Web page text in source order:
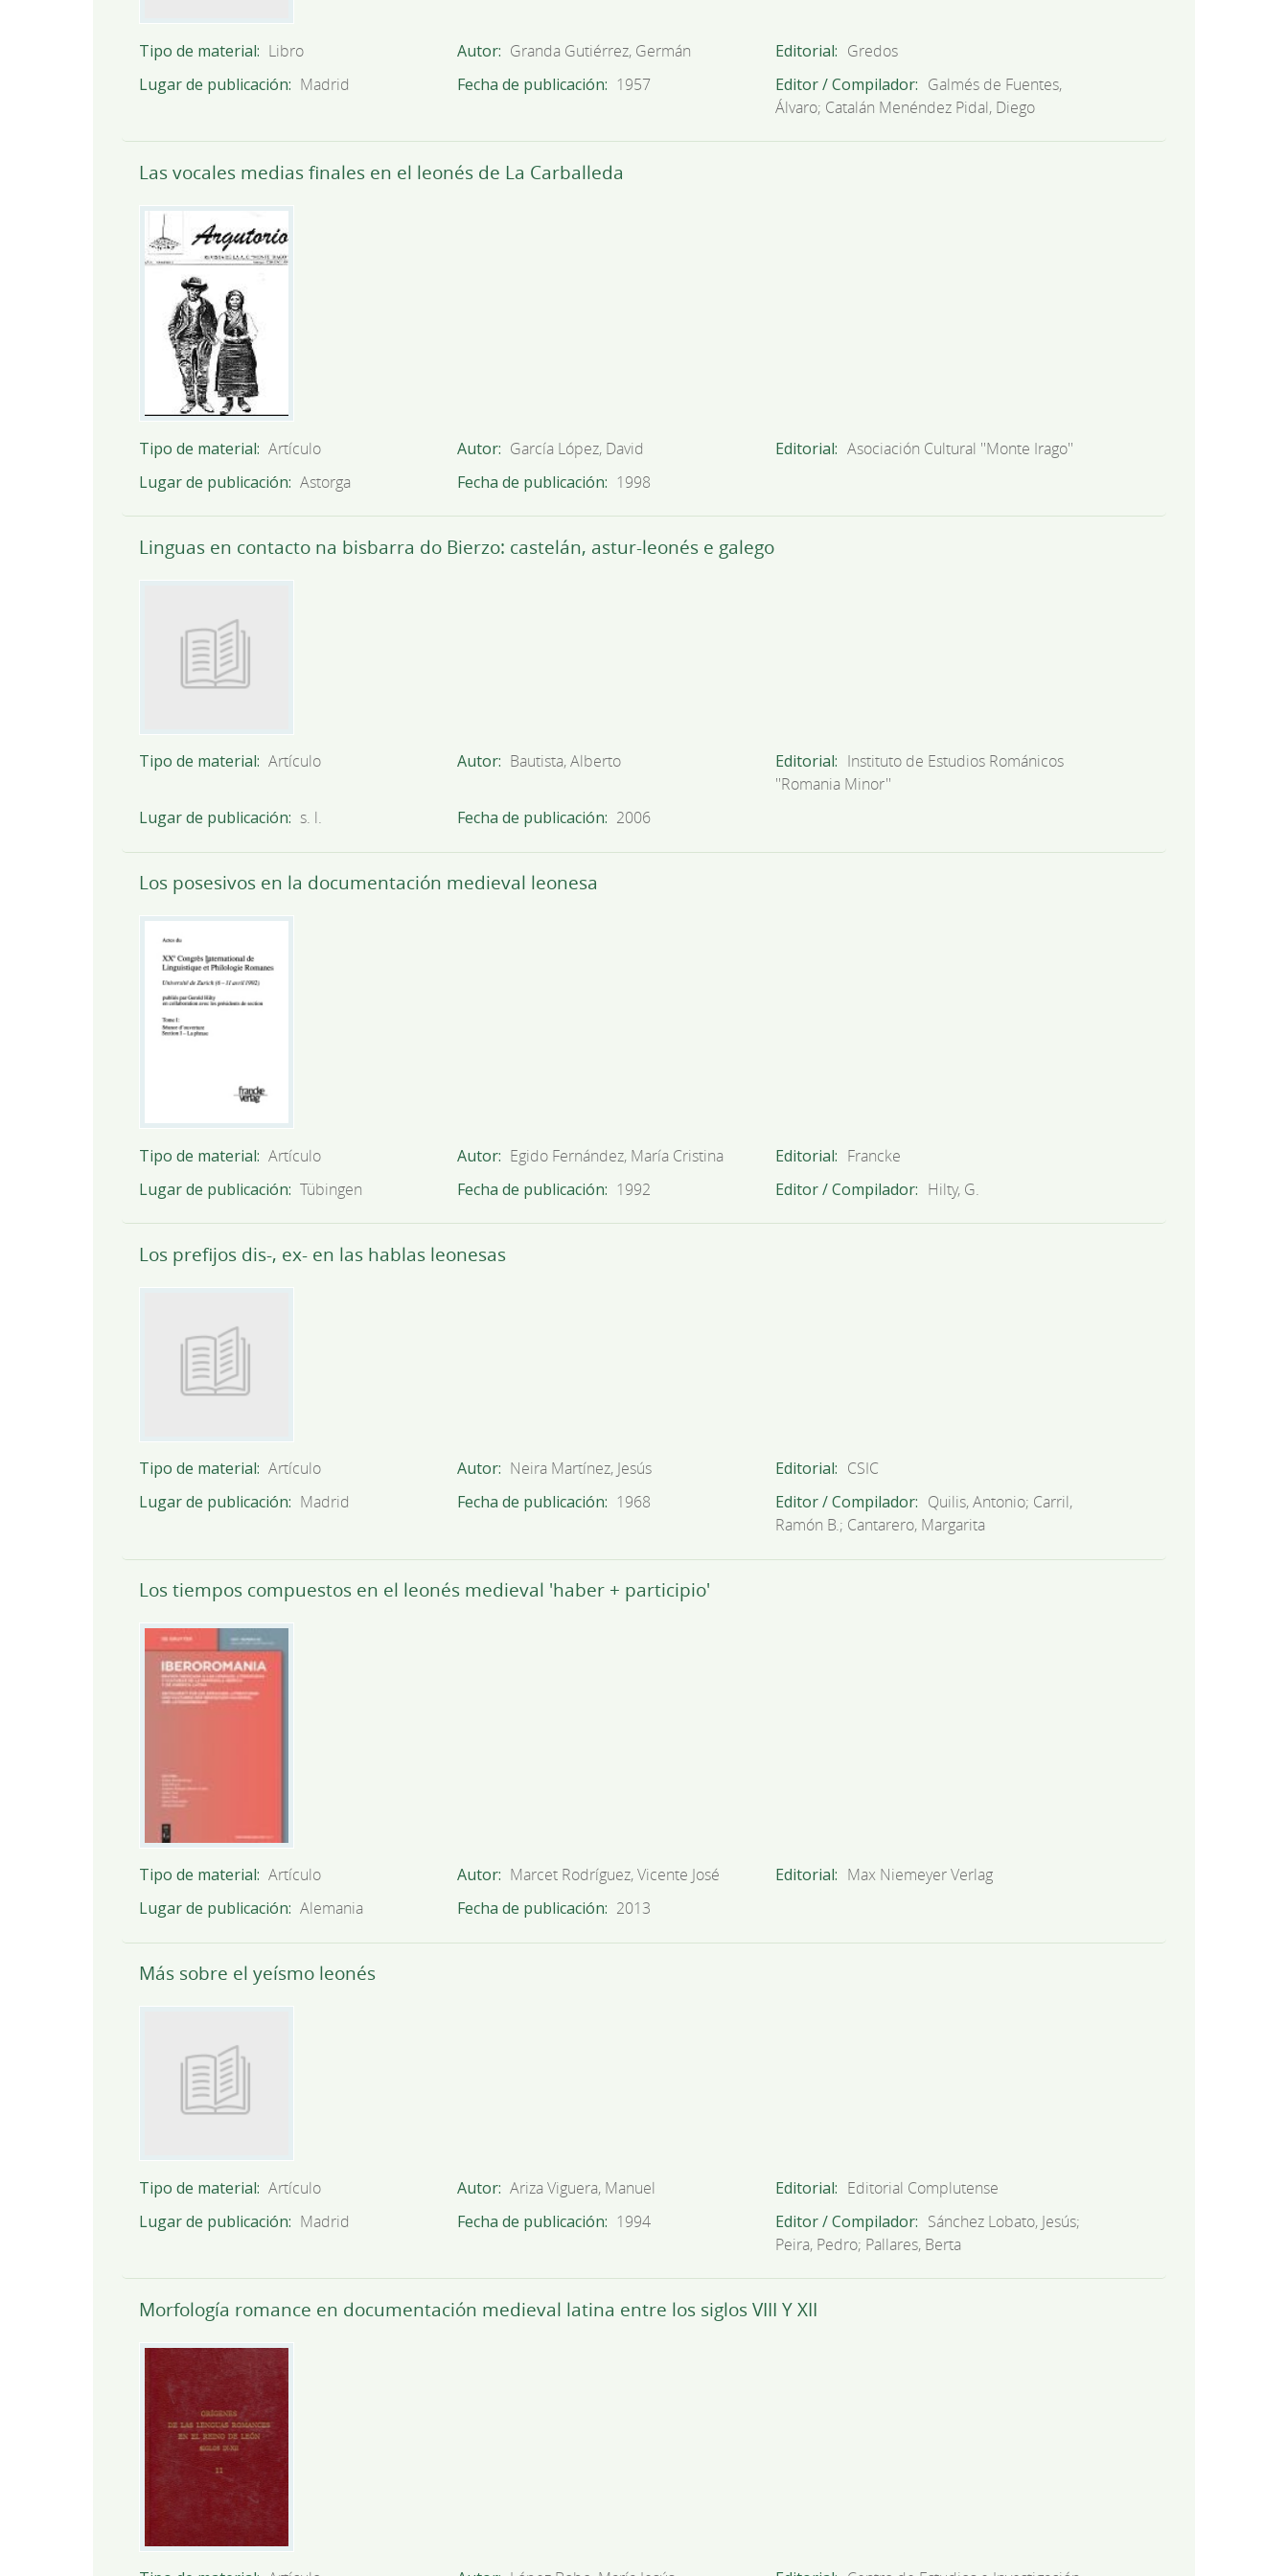
Tipo de material Libro Autor Granda Gutiérrez, Germán Editorial
Gredos
Lugar de publicación
Madrid Fecha de publicación 1957 Editor / Compilador
Galmés de Fuentes,
Álvaro; Catalán Menéndez Pidal, Diego
Las vocales medias finales en el leonés de La Carballeda
Tipo de material Artículo Autor García López, David Editorial
Asociación Cultural ''Monte Irago''
Lugar de publicación Astorga Fecha de publicación 1998
Linguas en contacto na bisbarra do Bierzo: castelán, astur-leonés e galego
Tipo de material Artículo Autor Bautista, Alberto Editorial
Instituto de Estudios Románicos
''Romania Minor''
Lugar de publicación s. l. Fecha de publicación 2006
Los posesivos en la documentación medieval leonesa
Tipo de material Artículo Autor Egido Fernández, María Cristina Editorial
Francke
Lugar de publicación Tübingen Fecha de publicación 1992 Editor / Compilador Hilty, G.
Los prefijos dis-, ex- en las hablas leonesas
Tipo de material Artículo Autor Neira Martínez, Jesús Editorial
CSIC
Lugar de publicación
Madrid Fecha de publicación 1968 Editor / Compilador
Quilis, Antonio; Carril,
Ramón B.; Cantarero, Margarita
Los tiempos compuestos en el leonés medieval 'haber + participio'
Tipo de material Artículo Autor Marcet Rodríguez, Vicente José Editorial
Max Niemeyer Verlag
Lugar de publicación Alemania Fecha de publicación 2013
Más sobre el yeísmo leonés
Tipo de material Artículo Autor Ariza Viguera, Manuel Editorial
Editorial Complutense
Lugar de publicación
Madrid Fecha de publicación 1994 Editor / Compilador
Sánchez Lobato, Jesús;
Peira, Pedro; Pallares, Berta
Morfología romance en documentación medieval latina entre los siglos VIII Y XII